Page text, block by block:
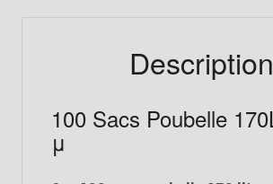
Description
100 Sacs Poubelle
μ